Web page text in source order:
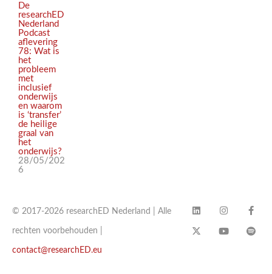
De
researchED
Nederland
Podcast
aflevering
78: Wat is
het
probleem
met
inclusief
onderwijs
en waarom
is ‘transfer’
de heilige
graal van
het
onderwijs?
28/05/202
6
© 2017-2026 researchED Nederland | Alle
rechten voorbehouden |
contact@researchED.eu